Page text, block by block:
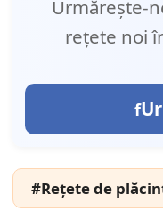
Urmărește-
rețete noi
#Rețete de